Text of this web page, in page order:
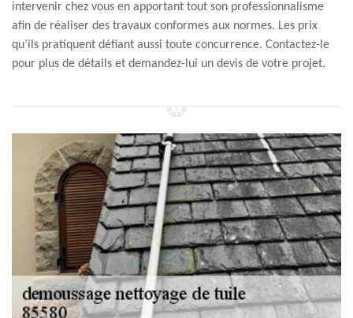
intervenir chez vous en apportant tout son professionnalisme
afin de réaliser des travaux conformes aux normes. Les prix
qu’ils pratiquent défiant aussi toute concurrence. Contactez-le
pour plus de détails et demandez-lui un devis de votre projet.